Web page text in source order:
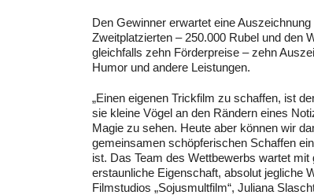
Den Gewinner erwartet eine
Zweitplatzierten – 250.000 Rubel und den
gleichfalls zehn Förderpreise – zehn
Humor und andere Leistungen.
„Einen eigenen Trickfilm zu schaffen, ist
sie kleine Vögel an den Rändern eines
Magie zu sehen. Heute aber können wir
gemeinsamen schöpferischen Schaffen
ist. Das Team des Wettbewerbs wartet
erstaunliche Eigenschaft, absolut jegliche
Filmstudios „Sojusmultfilm“, Juliana